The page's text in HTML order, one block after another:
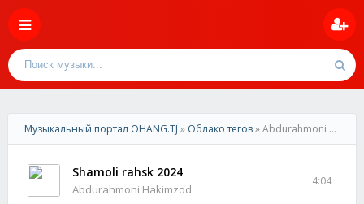
Музыкальный портал OHANG.TJ » Облако тегов» Abdurahmoni Hakimzod
Shamoli rahsk 2024
Abdurahmoni Hakimzod
4:04